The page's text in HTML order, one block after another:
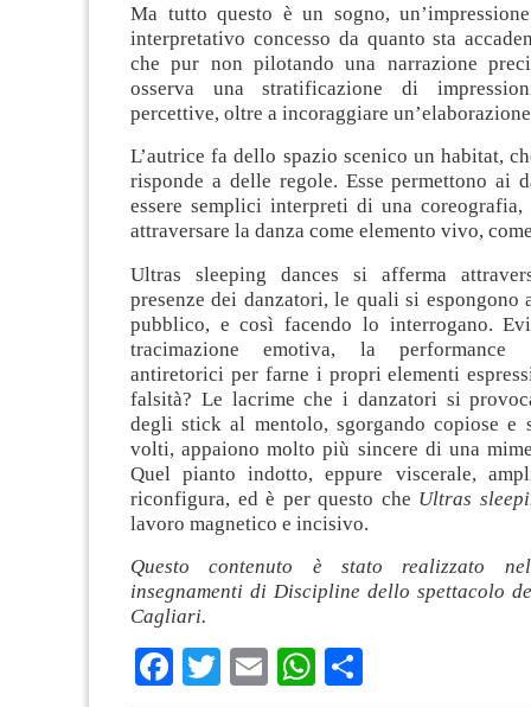
Ma tutto questo è un sogno,
interpretativo concesso da quanto sta
che pur non pilotando una narrazione
osserva una stratificazione di
percettive, oltre a incoraggiare
L’autrice fa dello spazio scenico un habitat,
risponde a delle regole. Esse permettono ai
essere semplici interpreti di una
attraversare la danza come elemento vivo,
Ultras sleeping dances si afferma
presenze dei danzatori, le quali si espongono
pubblico, e così facendo lo interrogano.
tracimazione emotiva, la performance
antiretorici per farne i propri elementi
falsità? Le lacrime che i danzatori si
degli stick al mentolo, sgorgando copiose e
volti, appaiono molto più sincere di una
Quel pianto indotto, eppure viscerale,
riconfigura, ed è per questo che Ultras
lavoro magnetico e incisivo.
Questo contenuto è stato realizzato
insegnamenti di Discipline dello spettacolo
Cagliari.
Facebook
TwitterEmailWhatsApp